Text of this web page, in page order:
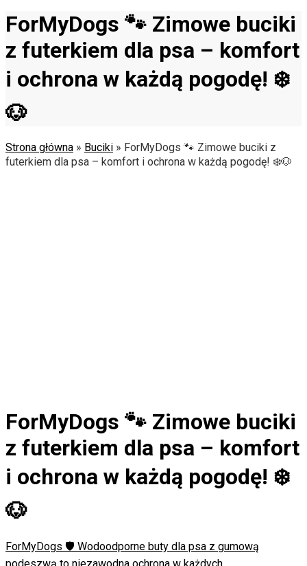
ForMyDogs 🐾 Zimowe buciki
z futerkiem dla psa – komfort
i ochrona w każdą pogodę! ❄️
🐶
Strona główna » Buciki » ForMyDogs 🐾 Zimowe buciki z
futerkiem dla psa – komfort i ochrona w każdą pogodę! ❄️🐶
ForMyDogs 🐾 Zimowe buciki
z futerkiem dla psa – komfort
i ochrona w każdą pogodę! ❄️
🐶
ForMyDogs 🛡️ Wodoodporne buty dla psa z gumową